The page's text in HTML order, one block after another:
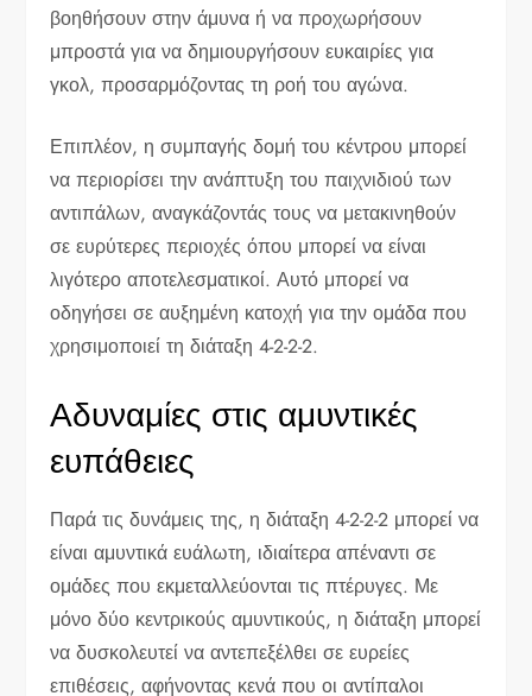
βοηθήσουν στην άμυνα ή να προχωρήσουν
μπροστά για να δημιουργήσουν ευκαιρίες για
γκολ, προσαρμόζοντας τη ροή του αγώνα.
Επιπλέον, η συμπαγής δομή του κέντρου μπορεί
να περιορίσει την ανάπτυξη του παιχνιδιού των
αντιπάλων, αναγκάζοντάς τους να μετακινηθούν
σε ευρύτερες περιοχές όπου μπορεί να είναι
λιγότερο αποτελεσματικοί. Αυτό μπορεί να
οδηγήσει σε αυξημένη κατοχή για την ομάδα που
χρησιμοποιεί τη διάταξη 4-2-2-2.
Αδυναμίες στις αμυντικές
ευπάθειες
Παρά τις δυνάμεις της, η διάταξη 4-2-2-2 μπορεί να
είναι αμυντικά ευάλωτη, ιδιαίτερα απέναντι σε
ομάδες που εκμεταλλεύονται τις πτέρυγες. Με
μόνο δύο κεντρικούς αμυντικούς, η διάταξη μπορεί
να δυσκολευτεί να αντεπεξέλθει σε ευρείες
επιθέσεις, αφήνοντας κενά που οι αντίπαλοι